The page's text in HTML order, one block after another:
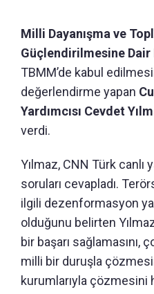
Milli Dayanışma ve
Güçlendirilmesine Dair
TBMM’de kabul
değerlendirme yapan
Yardımcısı Cevdet
verdi.
Yılmaz, CNN Türk canlı
soruları cevapladı.
ilgili dezenformasyon
olduğunu belirten
bir başarı sağlamasını,
milli bir duruşla
kurumlarıyla çözmesini